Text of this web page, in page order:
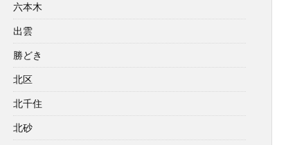
六本木
出雲
勝どき
北区
北千住
北砂